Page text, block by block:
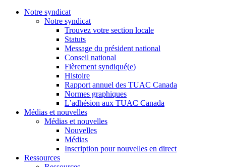
Notre syndicat
Notre syndicat
Trouvez votre section locale
Statuts
Message du président national
Conseil national
Fièrement syndiqué(e)
Histoire
Rapport annuel des TUAC Canada
Normes graphiques
L’adhésion aux TUAC Canada
Médias et nouvelles
Médias et nouvelles
Nouvelles
Médias
Inscription pour nouvelles en direct
Ressources